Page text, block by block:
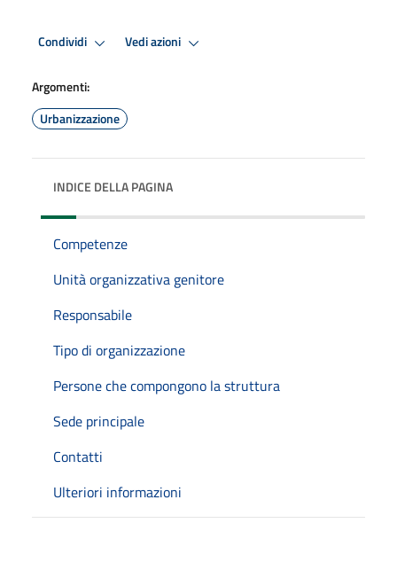
Condividi Vedi azioni
Argomenti:
Urbanizzazione
INDICE DELLA PAGINA
Competenze
Unità organizzativa genitore
Responsabile
Tipo di organizzazione
Persone che compongono la struttura
Sede principale
Contatti
Ulteriori informazioni